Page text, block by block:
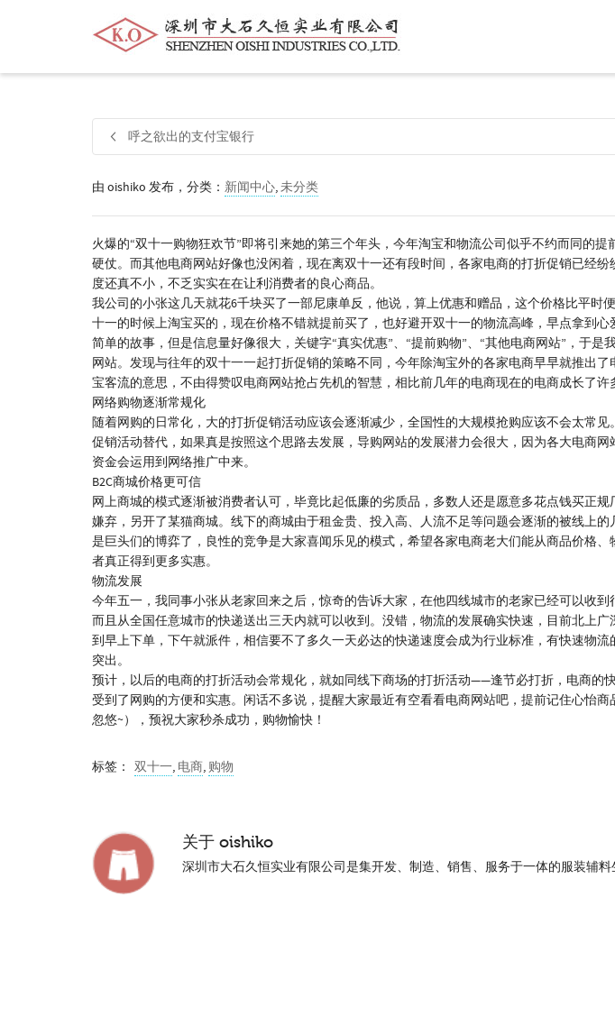
帮我查找新的衬衫尺码中号价格介于
呼之欲出的支付宝银行
由 oishiko 发布，分类： 新闻中心,未分类
火爆的“双十一购物狂欢节”即将引来她的第三个年头，今年淘宝和物流公司似乎不约而同的提
硬仗。而其他电商网站好像也没闲着，现在离双十一还有段时间，各家电商的打折促销已经纷
度还真不小，不乏实实在在让利消费者的良心商品。
我公司的小张这几天就花6千块买了一部尼康单反，他说，算上优惠和赠品，这个价格比平时
十一的时候上淘宝买的，现在价格不错就提前买了，也好避开双十一的物流高峰，早点拿到心
简单的故事，但是信息量好像很大，关键字“真实优惠”、“提前购物”、“其他电商网站”，于是
网站。发现与往年的双十一一起打折促销的策略不同，今年除淘宝外的各家电商早早就推出
宝客流的意思，不由得赞叹电商网站抢占先机的智慧，相比前几年的电商现在的电商成长了许
网络购物逐渐常规化
随着网购的日常化，大的打折促销活动应该会逐渐减少，全国性的大规模抢购应该不会太常
促销活动替代，如果真是按照这个思路去发展，导购网站的发展潜力会很大，因为各大电商
资金会运用到网络推广中来。
B2C商城价格更可信
网上商城的模式逐渐被消费者认可，毕竟比起低廉的劣质品，多数人还是愿意多花点钱买正
嫌弃，另开了某猫商城。线下的商城由于租金贵、投入高、人流不足等问题会逐渐的被线上
是巨头们的博弈了，良性的竞争是大家喜闻乐见的模式，希望各家电商老大们能从商品价格
者真正得到更多实惠。
物流发展
今年五一，我同事小张从老家回来之后，惊奇的告诉大家，在他四线城市的老家已经可以收到
而且从全国任意城市的快递送出三天内就可以收到。没错，物流的发展确实快速，目前北上
到早上下单，下午就派件，相信要不了多久一天必达的快递速度会成为行业标准，有快速物
突出。
预计，以后的电商的打折活动会常规化，就如同线下商场的打折活动——逢节必打折，电商的
受到了网购的方便和实惠。闲话不多说，提醒大家最近有空看看电商网站吧，提前记住心怡
忽悠~），预祝大家秒杀成功，购物愉快！
标签： 双十一, 电商, 购物
关于 oishiko
深圳市大石久恒实业有限公司是集开发、制造、销售、服务于一体的服装辅料